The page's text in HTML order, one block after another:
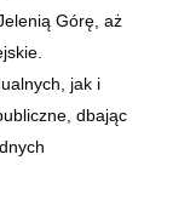
Górę, aż
jak i
dbając